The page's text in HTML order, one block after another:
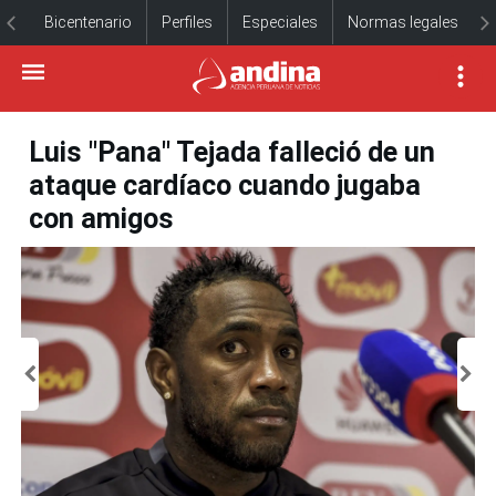
Bicentenario Perfiles Especiales Normas legales
Luis "Pana" Tejada falleció de un
ataque cardíaco cuando jugaba
con amigos